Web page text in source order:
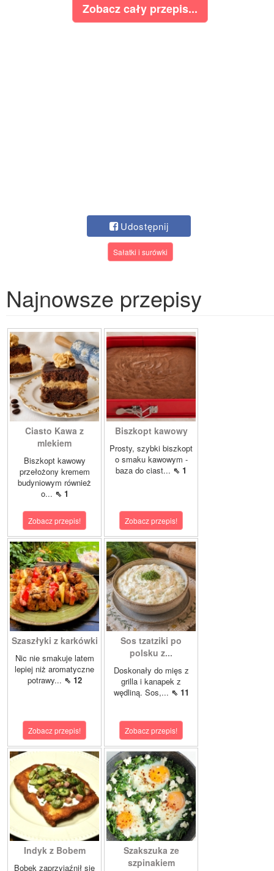
Zobacz cały przepis...
Udostępnij
Sałatki i surówki
Najnowsze przepisy
Ciasto Kawa z
mlekiem
Biszkopt kawowy
przełożony kremem
budyniowym również
o... ⇖ 1
Zobacz przepis!
Biszkopt kawowy
Prosty, szybki biszkopt
o smaku kawowym -
baza do ciast... ⇖ 1
Zobacz przepis!
Szaszłyki z karkówki
Nic nie smakuje latem
lepiej niż aromatyczne
potrawy... ⇖ 12
Zobacz przepis!
Sos tzatziki po
polsku z...
Doskonały do mięs z
grilla i kanapek z
wędliną. Sos,... ⇖ 11
Zobacz przepis!
Indyk z Bobem
Bobek zaprzyjaźnił się
Szakszuka ze
szpinakiem